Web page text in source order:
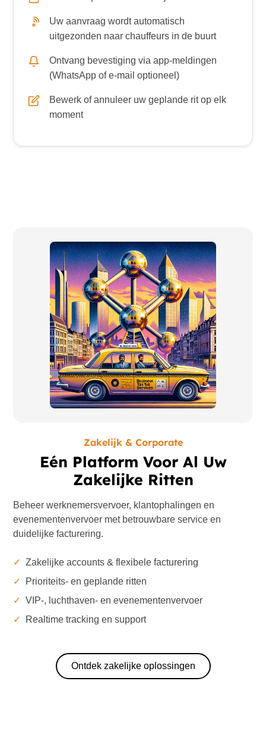
Uw aanvraag wordt automatisch
uitgezonden naar chauffeurs in de buurt
Ontvang bevestiging via app-meldingen
(WhatsApp of e-mail optioneel)
Bewerk of annuleer uw geplande rit op elk
moment
Zakelijk & Corporate
Eén Platform Voor Al Uw
Zakelijke Ritten
Beheer werknemersvervoer, klantophalingen en
evenementenvervoer met betrouwbare service en
duidelijke facturering.
✓
Zakelijke accounts & flexibele facturering
✓
Prioriteits- en geplande ritten
✓
VIP-, luchthaven- en evenementenvervoer
✓
Realtime tracking en support
Ontdek zakelijke oplossingen